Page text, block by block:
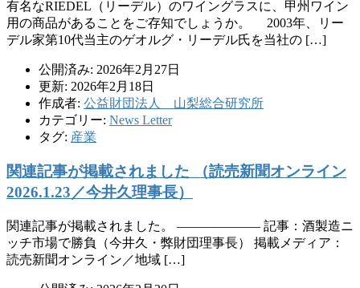
有名なRIEDEL（リーデル）のワイングラスに、甲州ワイン
用の商品があることをご存知でしょうか。 2003年、リー
デル家第10代当主のゲオルグ・リーデル氏を当社の […]
公開済み: 2026年2月27日
更新: 2026年2月18日
作成者: 公益財団法人 山梨総合研究所
カテゴリー: News Letter
タグ: 産業
関連記事が掲載されました （読売新聞オンライン
2026.1.23／今井久理事長）
関連記事が掲載されました。 ——————– 記事：酒製造ニ
ッチ市場で勝負（今井久・弊財団理事長） 掲載メディア：
読売新聞オンライン／地域 […]